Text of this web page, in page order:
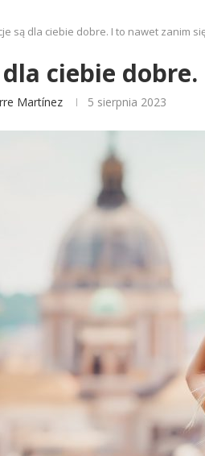
są dla ciebie dobre. I to nawet zanim
ciebie
Martínez 5 sierpnia 2023